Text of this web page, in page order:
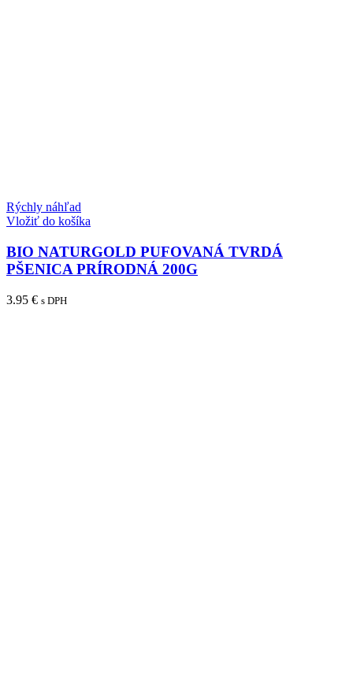
Rýchly náhľad
Vložiť do košíka
BIO NATURGOLD PUFOVANÁ TVRDÁ
PŠENICA PRÍRODNÁ 200G
3.95 € s DPH